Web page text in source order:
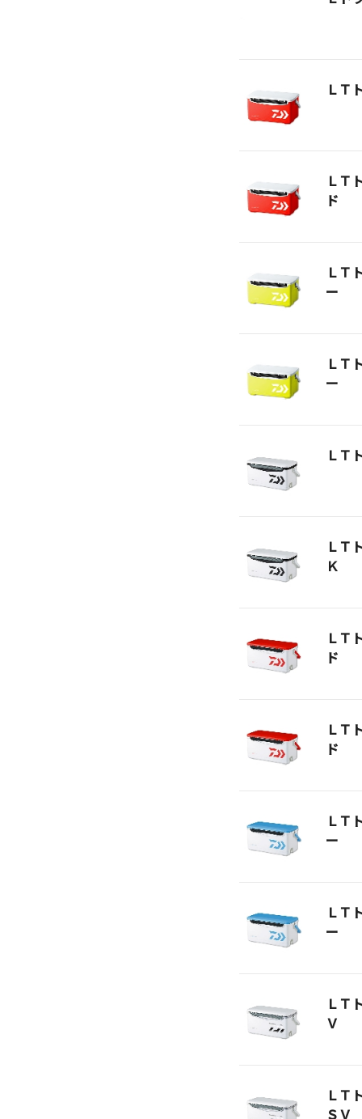
ＬＴ
ＬＴ
ド
ＬＴ
ー
ＬＴ
ー
ＬＴ
ＬＴ
Ｋ
ＬＴ
ド
ＬＴ
ド
ＬＴ
ー
ＬＴ
ー
ＬＴ
Ｖ
ＬＴ
ＳＶ